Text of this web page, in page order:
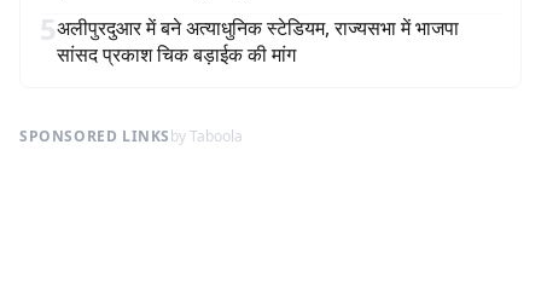
5अलीपुरदुआर में बने अत्याधुनिक स्टेडियम, राज्यसभा में भाजपा
सांसद प्रकाश चिक बड़ाईक की मांग
SPONSORED LINKSby Taboola